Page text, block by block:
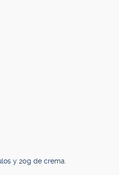
y 20g de crema.